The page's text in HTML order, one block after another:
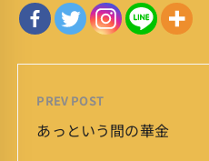
PREV POST
あっという間の華金